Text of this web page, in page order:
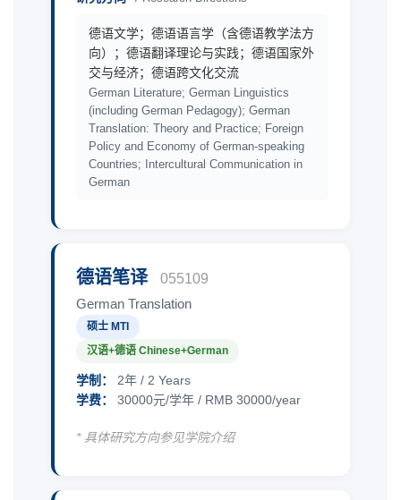
德语文学；德语语言学（含德语教学法方
向）；德语翻译理论与实践；德语国家外
交与经济；德语跨文化交流
German Literature; German Linguistics
(including German Pedagogy); German
Translation: Theory and Practice; Foreign
Policy and Economy of German-speaking
Countries; Intercultural Communication in
German
德语笔译
055109
German Translation
硕士 MTI
汉语+德语 Chinese+German
学制：
2年 / 2 Years
学费：
30000元/学年 / RMB 30000/year
* 具体研究方向参见学院介绍